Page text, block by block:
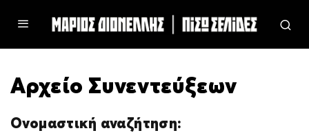
Αρχείο Συνεντεύξεων
Ονομαστική αναζήτηση: